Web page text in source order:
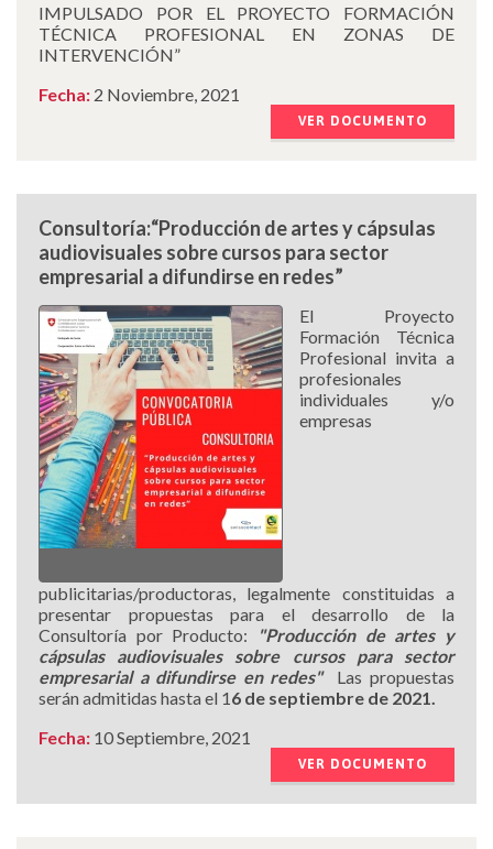
IMPULSADO POR EL PROYECTO FORMACIÓN
TÉCNICA PROFESIONAL EN ZONAS DE
INTERVENCIÓN”
Fecha: 2 Noviembre, 2021
VER DOCUMENTO
Consultoría:“Producción de artes y cápsulas
audiovisuales sobre cursos para sector
empresarial a difundirse en redes”
El Proyecto
Formación Técnica
Profesional invita a
profesionales
individuales y/o
empresas
publicitarias/productoras, legalmente constituidas a
presentar propuestas para el desarrollo de la
Consultoría por Producto: "Producción de artes y
cápsulas audiovisuales sobre cursos para sector
empresarial a difundirse en redes" Las propuestas
serán admitidas hasta el 1 6 de septiembre de 2021.
Fecha: 10 Septiembre, 2021
VER DOCUMENTO